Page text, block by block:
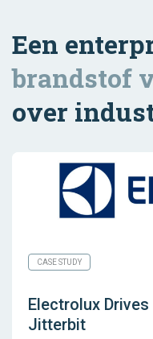
Een
brandstof
over
CASE STUDY
Electrolux
Jitterbit